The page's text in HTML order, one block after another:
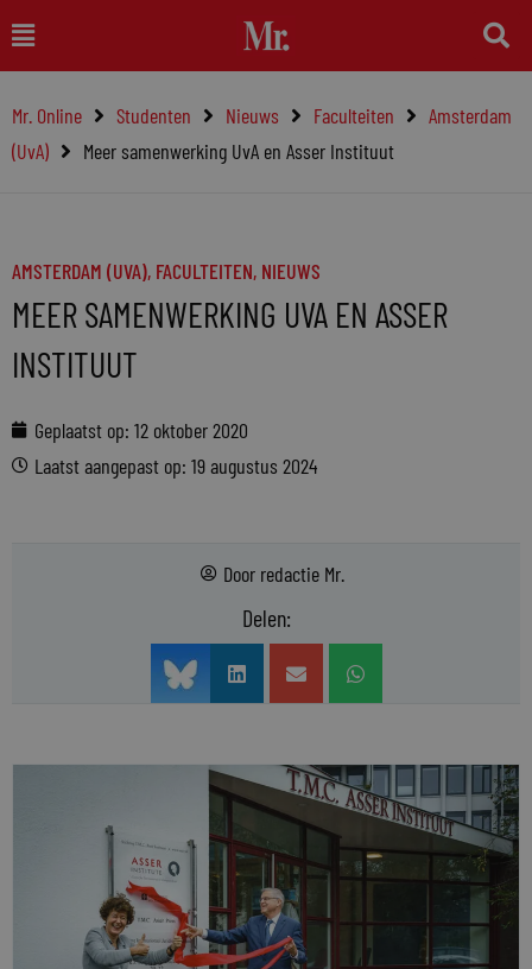
naar
inhoud
Main
Menu
Mr. Online Studenten Nieuws Faculteiten
Amsterdam
(UvA)
Meer samenwerking UvA en Asser Instituut
AMSTERDAM (UVA), FACULTEITEN, NIEUWS
MEER SAMENWERKING UVA EN ASSER
INSTITUUT
Geplaatst op: 12 oktober 2020
Laatst aangepast op: 19 augustus 2024
Door redactie Mr.
Delen: